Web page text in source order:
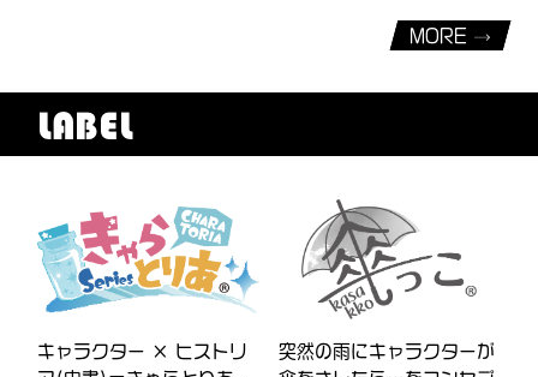
MORE
LABEL
キャラクター × ヒストリ
突然の雨にキャラクターが